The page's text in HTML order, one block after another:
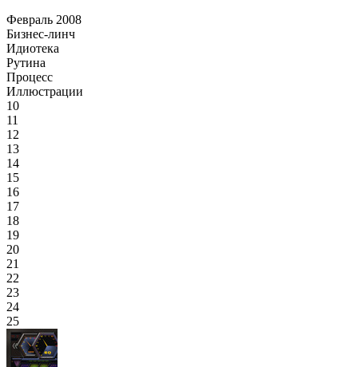
Февраль 2008
Бизнес-линч
Идиотека
Рутина
Процесс
Иллюстрации
10
11
12
13
14
15
16
17
18
19
20
21
22
23
24
25